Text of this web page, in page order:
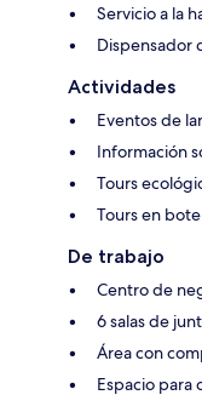
Servicio a la
Dispensador
Actividades
Eventos de
Información
Tours
Tours en
De trabajo
Centro de
6 salas de
Área con
Espacio para